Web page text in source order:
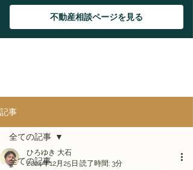
不動産相談ページを見る
記事
全ての記事
全ての記事
ひろゆき 大石
2024年12月25日 読了時間: 3分